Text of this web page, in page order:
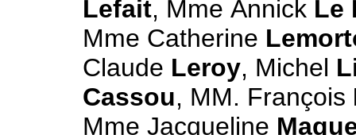
Lefait, Mme Annick Le
Mme Catherine
Claude Leroy, Michel
Cassou, MM. François
Mme Jacqueline